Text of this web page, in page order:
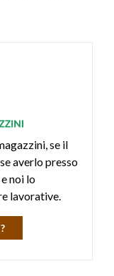
se il
averlo presso
noi lo
lavorative.